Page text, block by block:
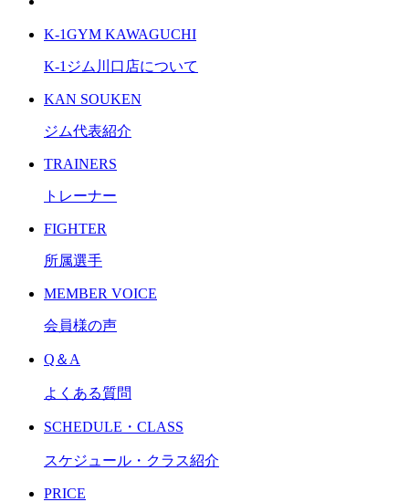
K-1GYM KAWAGUCHI
K-1ジム川口店について
KAN SOUKEN
ジム代表紹介
TRAINERS
トレーナー
FIGHTER
所属選手
MEMBER VOICE
会員様の声
Q＆A
よくある質問
SCHEDULE・CLASS
スケジュール・クラス紹介
PRICE